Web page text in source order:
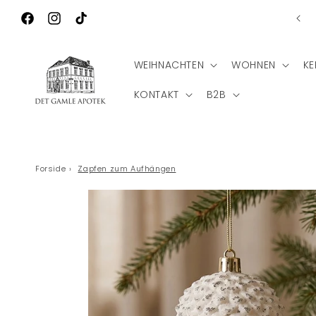
Direkt zum
InhaltFacebookInstagram
TikTok
Lieferung nach Deutschland bei einem Bestellwert
WEIHNACHTEN WOHNEN
KONTAKT B2B
Forside › Zapfen zum Aufhängen